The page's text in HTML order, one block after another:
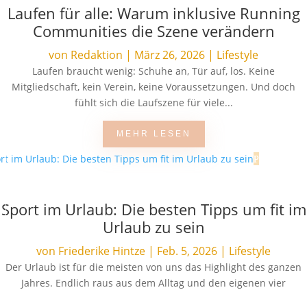
Laufen für alle: Warum inklusive Running
Communities die Szene verändern
von Redaktion | März 26, 2026 | Lifestyle
Laufen braucht wenig: Schuhe an, Tür auf, los. Keine
Mitgliedschaft, kein Verein, keine Voraussetzungen. Und doch
fühlt sich die Laufszene für viele...
MEHR LESEN
Sport im Urlaub: Die besten Tipps um fit im
Urlaub zu sein
von Friederike Hintze | Feb. 5, 2026 | Lifestyle
Der Urlaub ist für die meisten von uns das Highlight des ganzen
Jahres. Endlich raus aus dem Alltag und den eigenen vier